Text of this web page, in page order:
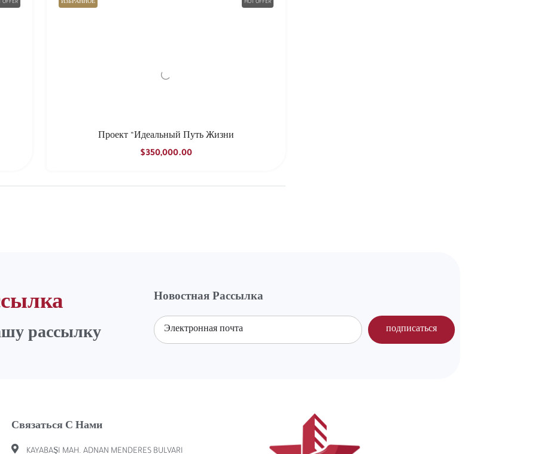
OFFER ИЗБРАННОЕ HOT OFFER
Проект “Идеальный Путь Жизни
$350,000.00
рассылку
Новостная Рассылка
подписаться
Связаться С Нами
KAYABAŞI MAH. ADNAN MENDERES BULVARI